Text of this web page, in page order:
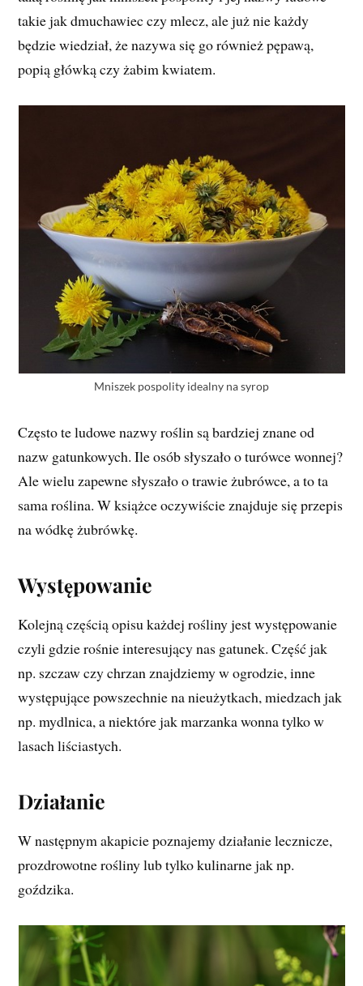
takie jak dmuchawiec czy mlecz, ale już nie każdy
będzie wiedział, że nazywa się go również pępawą,
popią główką czy żabim kwiatem.
Mniszek pospolity idealny na syrop
Często te ludowe nazwy roślin są bardziej znane od
nazw gatunkowych. Ile osób słyszało o turówce wonnej?
Ale wielu zapewne słyszało o trawie żubrówce, a to ta
sama roślina. W książce oczywiście znajduje się przepis
na wódkę żubrówkę.
Występowanie
Kolejną częścią opisu każdej rośliny jest występowanie
czyli gdzie rośnie interesujący nas gatunek. Część jak
np. szczaw czy chrzan znajdziemy w ogrodzie, inne
występujące powszechnie na nieużytkach, miedzach jak
np. mydlnica, a niektóre jak marzanka wonna tylko w
lasach liściastych.
Działanie
W następnym akapicie poznajemy działanie lecznicze,
prozdrowotne rośliny lub tylko kulinarne jak np.
goździka.